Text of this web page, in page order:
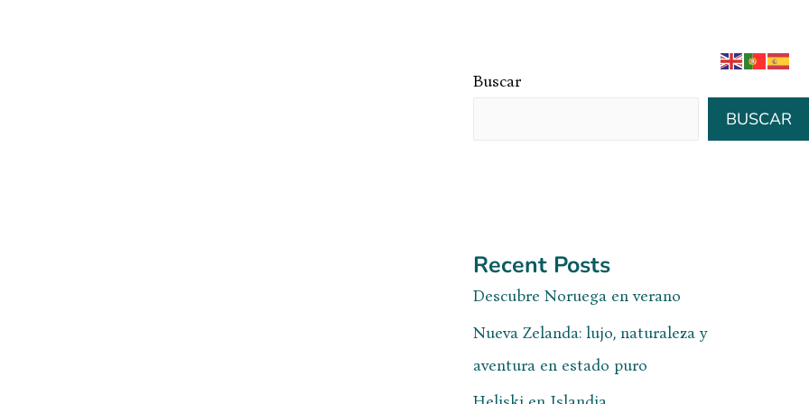
Buscar
BUSCAR
Recent Posts
Descubre Noruega en verano
Nueva Zelanda: lujo, naturaleza y
aventura en estado puro